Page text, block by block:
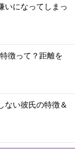
いになってしまっ
徴って？距離を
ない彼氏の特徴＆